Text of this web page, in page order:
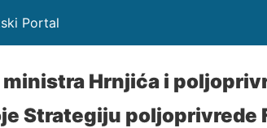
Portal
Hrnjića i
Strategiju poljoprivrede